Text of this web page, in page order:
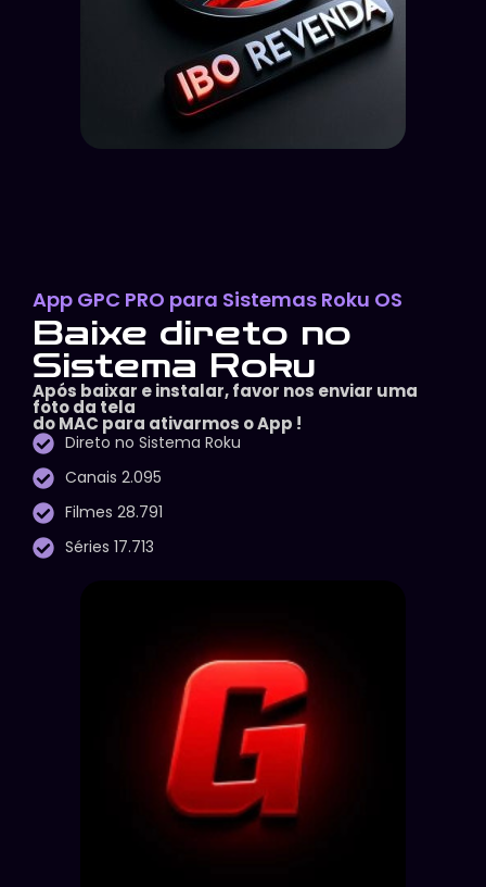
App GPC PRO para Sistemas Roku OS
Baixe direto no
Sistema Roku
Após baixar e instalar, favor nos enviar uma
foto da tela
do MAC para ativarmos o App !
Direto no Sistema Roku
Canais 2.095
Filmes 28.791
Séries 17.713